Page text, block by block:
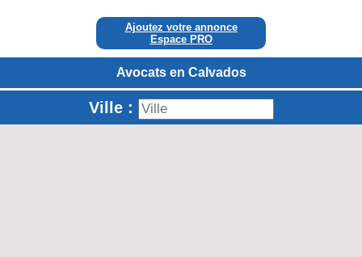
Ajoutez votre annonce
Espace PRO
Avocats en Calvados
Ville :